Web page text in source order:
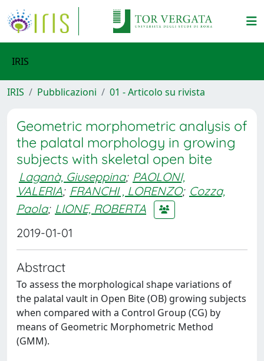
IRIS
IRIS Pubblicazioni 01 - Articolo su rivista
Geometric morphometric analysis of
the palatal morphology in growing
subjects with skeletal open bite
Laganà, Giuseppina; PAOLONI,
VALERIA; FRANCHI , LORENZO; Cozza,
Paola; LIONE, ROBERTA
2019-01-01
Abstract
To assess the morphological shape variations of
the palatal vault in Open Bite (OB) growing subjects
when compared with a Control Group (CG) by
means of Geometric Morphometric Method
(GMM).